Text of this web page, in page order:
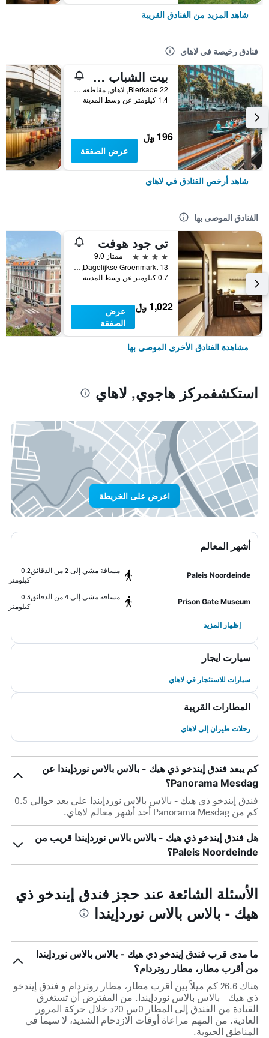
شاهد المزيد من الفنادق القريبة
فنادق رخيصة في لاهاي
بيت الشباب ذا جاردن ستورك
Bierkade 22, لاهاي, مقاطعة جنوب هولندا, هولندا
1.4 كيلومتر عن وسط المدينة
196 ﷼
عرض الصفقة
شاهد أرخص الفنادق في لاهاي
الفنادق الموصى بها
تي جود هوفت
4 نجوم
ممتاز 9.0
Dagelijkse Groenmarkt 13, لاهاي, مقاطعة جنوب هولندا, هولندا
0.7 كيلومتر عن وسط المدينة
1,022 ﷼
عرض
الصفقة
مشاهدة الفنادق الأخرى الموصى بها
استكشفمركز هاجوي, لاهاي
اعرض على الخريطة
أشهر المعالم
Paleis Noordeinde
مسافة مشي إلى 2 من الدقائق
0.2
كيلومتر
Prison Gate Museum
مسافة مشي إلى 4 من الدقائق
0.3
كيلومتر
إظهار المزيد
سيارت ايجار
سيارات للاستئجار في لاهاي
المطارات القريبة
رحلات طيران إلى لاهاي
كم يبعد فندق إيندخو ذي هيك - بالاس بالاس نوردإيندا عن
Panorama Mesdag؟
فندق إيندخو ذي هيك - بالاس بالاس نوردإيندا على بعد حوالي 0.5
كم من Panorama Mesdag أحد أشهر معالم لاهاي.
هل فندق إيندخو ذي هيك - بالاس بالاس نوردإيندا قريب من
Paleis Noordeinde؟
الأسئلة الشائعة عند حجز فندق إيندخو ذي
هيك - بالاس بالاس نوردإيندا
ما مدى قرب فندق إيندخو ذي هيك - بالاس بالاس نوردإيندا
من أقرب مطار، مطار روتردام؟
هناك 26.6 كم ميلاً بين أقرب مطار، مطار روتردام و فندق إيندخو
ذي هيك - بالاس بالاس نوردإيندا. من المفترض أن تستغرق
القيادة من الفندق إلى المطار 0س 20د خلال حركة المرور
العادية. من المهم مراعاة أوقات الازدحام الشديد، لا سيما في
المناطق الحيوية.